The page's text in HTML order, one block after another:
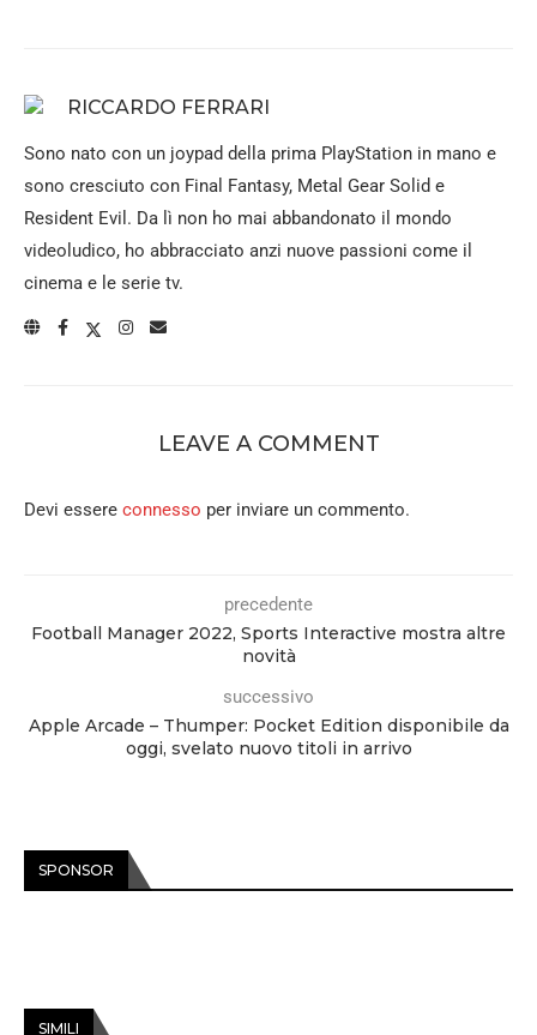
RICCARDO FERRARI
Sono nato con un joypad della prima PlayStation in mano e
sono cresciuto con Final Fantasy, Metal Gear Solid e
Resident Evil. Da lì non ho mai abbandonato il mondo
videoludico, ho abbracciato anzi nuove passioni come il
cinema e le serie tv.
LEAVE A COMMENT
Devi essere connesso per inviare un commento.
precedente
Football Manager 2022, Sports Interactive mostra altre
novità
successivo
Apple Arcade – Thumper: Pocket Edition disponibile da
oggi, svelato nuovo titoli in arrivo
SPONSOR
SIMILI